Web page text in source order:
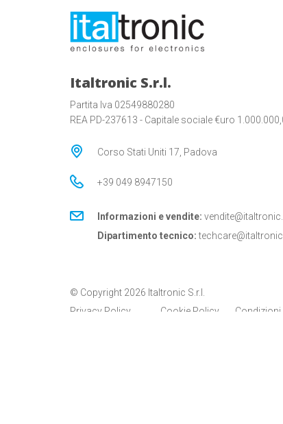
Italtronic S.r.l.
Partita Iva 02549880280
REA PD-237613 - Capitale sociale €uro
Corso Stati Uniti 17, Padova
+39 049 8947150
Informazioni e vendite:
Dipartimento tecnico:
© Copyright 2026 Italtronic S.r.l.
Privacy Policy
Cookie Policy Condizioni